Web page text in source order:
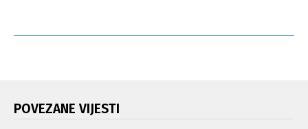
POVEZANE VIJESTI